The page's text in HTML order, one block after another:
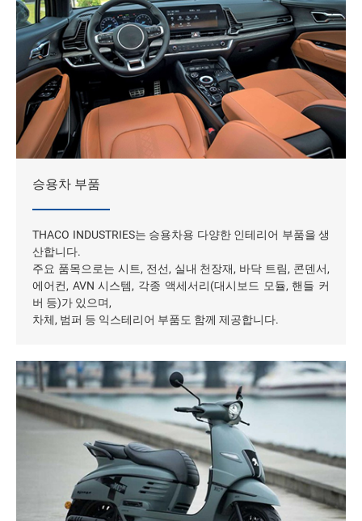
승용차 부품
THACO INDUSTRIES는 승용차용 다양한 인테리어 부품을 생
산합니다.
주요 품목으로는 시트, 전선, 실내 천장재, 바닥 트림, 콘덴서,
에어컨, AVN 시스템, 각종 액세서리(대시보드 모듈, 핸들 커
버 등)가 있으며,
차체, 범퍼 등 익스테리어 부품도 함께 제공합니다.